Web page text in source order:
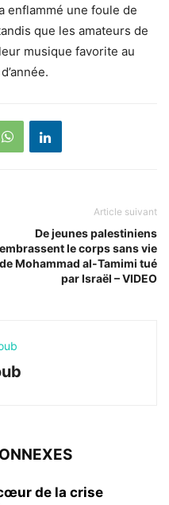
enflammé une foule de
que les amateurs de
musique favorite au
Article suivant
De jeunes palestiniens
embrassent le corps sans vie
de Mohammad al-Tamimi tué
par Israël – VIDEO
de la crise